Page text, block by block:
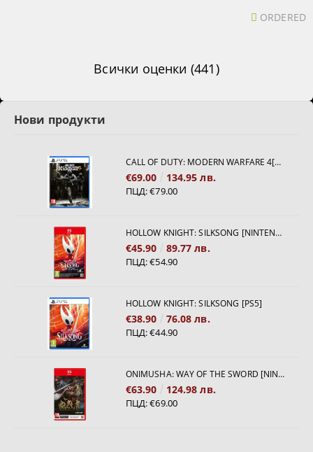
ORDERED
Всички оценки (441)
Нови продукти
CALL OF DUTY: MODERN WARFARE 4[PS5]
€69.00 134.95 лв.
ПЦД:€79.00
HOLLOW KNIGHT: SILKSONG [NINTENDO SWITCH 2]
€45.90 89.77 лв.
ПЦД:€54.90
HOLLOW KNIGHT: SILKSONG [PS5]
€38.90 76.08 лв.
ПЦД:€44.90
ONIMUSHA: WAY OF THE SWORD [NINTENDO SWITCH 2]
€63.90 124.98 лв.
ПЦД:€69.00